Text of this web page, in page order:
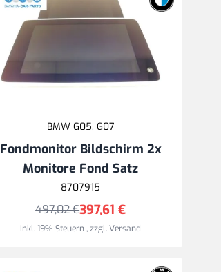
BMW G05, G07
Fondmonitor Bildschirm 2x
Monitore Fond Satz
8707915
397,61 €
497,02 €
Inkl. 19% Steuern,zzgl.Versand